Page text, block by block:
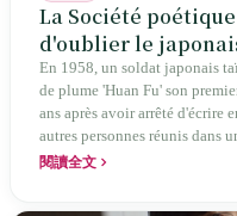
La Société
d'oublier le
poésie chinoise la
En 1958, un soldat japonais
de plume 'Huan Fu' son
ans après avoir arrêté d'écrire
autres personnes réunis dans
transformaient cette
閱讀全文